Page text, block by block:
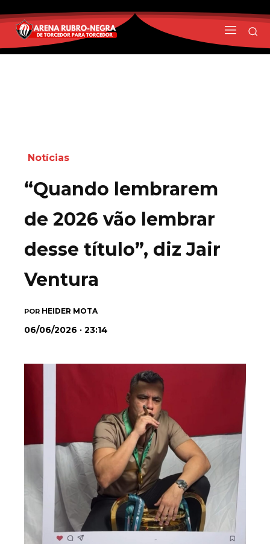
Notícias
“Quando lembrarem
de 2026 vão lembrar
desse título”, diz Jair
Ventura
POR HEIDER MOTA
06/06/2026 · 23:14